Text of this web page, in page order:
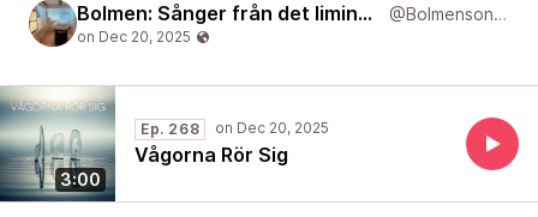
Bolmen: Sånger från det liminala @Bolmensongs
3:00
Ep. 268
Vågorna Rör Sig